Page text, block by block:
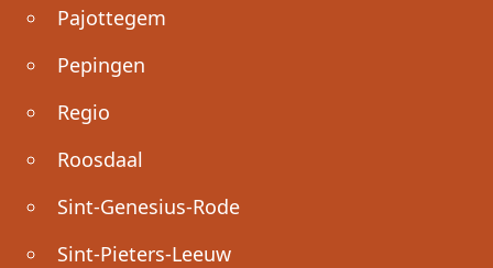
Pajottegem
Pepingen
Regio
Roosdaal
Sint-Genesius-Rode
Sint-Pieters-Leeuw